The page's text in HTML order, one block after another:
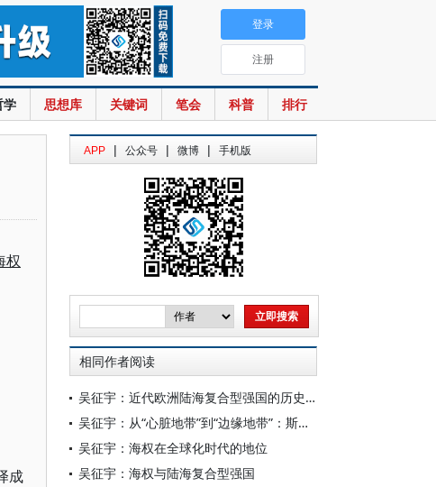
学 思想库 关键词 笔会 科普 排行
登录
注册
权
成
APP | 公众号 | 微博 | 手机版
相同作者阅读
吴征宇：近代欧洲陆海复合型强国的历史命运
吴征宇：从“心脏地带”到“边缘地带”：斯皮克曼修正麦金德理论的意义
吴征宇：海权在全球化时代的地位
吴征宇：海权与陆海复合型强国